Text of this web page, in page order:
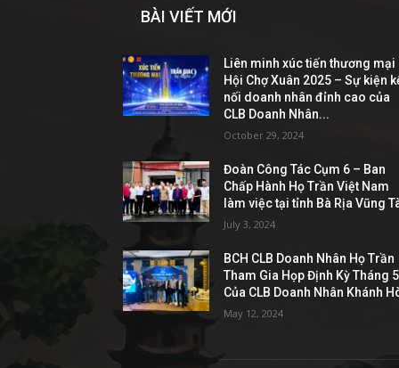
BÀI VIẾT MỚI
Liên minh xúc tiến thương mại
Hội Chợ Xuân 2025 – Sự kiện
nối doanh nhân đỉnh cao của
CLB Doanh Nhân...
October 29, 2024
Đoàn Công Tác Cụm 6 – Ban
Chấp Hành Họ Trần Việt Nam
làm việc tại tỉnh Bà Rịa Vũng
July 3, 2024
BCH CLB Doanh Nhân Họ Trần
Tham Gia Họp Định Kỳ Tháng 5
Của CLB Doanh Nhân Khánh
May 12, 2024